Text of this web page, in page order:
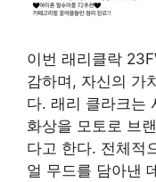
이번 래리클락
감하며, 자신의 가
다. 래리 클라크는
화상을 모토로 브
다고 한다. 전체적
얼 무드를 담아낸